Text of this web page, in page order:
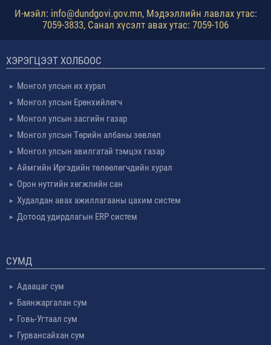
И-мэйл: info@dundgovi.gov.mn, Мэдээллийн лавлах утас:
7059-3833, Санал хүсэлт авах утас: 7059-106
ХЭРЭГЦЭЭТ ХОЛБООС
Монгол улсын их хурал
Монгол улсын Ерөнхийлөгч
Монгол улсын засгийн газар
Монгол улсын Төрийн албаны зөвлөл
Монгол улсын авилгатай тэмцэх газар
Аймгийн Иргэдийн төлөөлөгчдийн хурал
Орон нутгийн хөгжлийн сан
Худалдан авах ажиллагааны цахим систем
Дотоод удирдлагын ERP систем
СУМД
Адаацаг сум
Баянжаргалан сум
Говь-Угтаал сум
Гурвансайхан сум